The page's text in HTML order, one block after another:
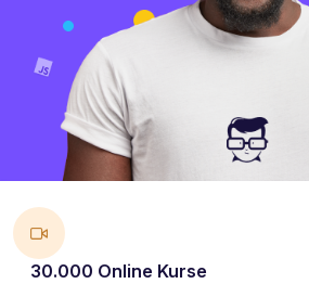
30.000 Online Kurse